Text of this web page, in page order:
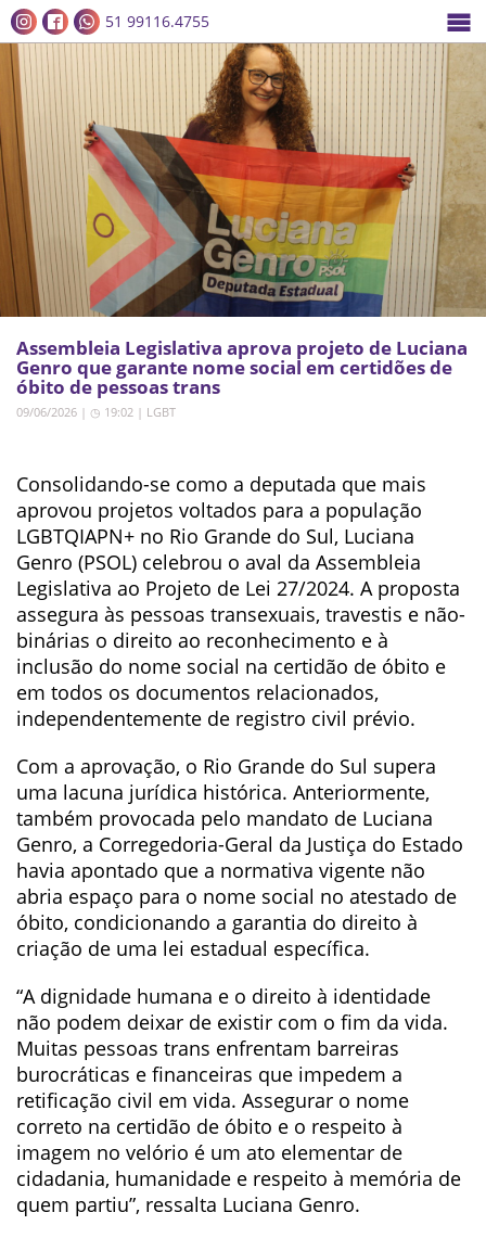
51 99116.4755
Assembleia Legislativa aprova projeto de Luciana
Genro que garante nome social em certidões de
óbito de pessoas trans
09/06/2026 | ◷ 19:02 | LGBT
Consolidando-se como a deputada que mais
aprovou projetos voltados para a população
LGBTQIAPN+ no Rio Grande do Sul, Luciana
Genro (PSOL) celebrou o aval da Assembleia
Legislativa ao Projeto de Lei 27/2024. A proposta
assegura às pessoas transexuais, travestis e não-
binárias o direito ao reconhecimento e à
inclusão do nome social na certidão de óbito e
em todos os documentos relacionados,
independentemente de registro civil prévio.
Com a aprovação, o Rio Grande do Sul supera
uma lacuna jurídica histórica. Anteriormente,
também provocada pelo mandato de Luciana
Genro, a Corregedoria-Geral da Justiça do Estado
havia apontado que a normativa vigente não
abria espaço para o nome social no atestado de
óbito, condicionando a garantia do direito à
criação de uma lei estadual específica.
“A dignidade humana e o direito à identidade
não podem deixar de existir com o fim da vida.
Muitas pessoas trans enfrentam barreiras
burocráticas e financeiras que impedem a
retificação civil em vida. Assegurar o nome
correto na certidão de óbito e o respeito à
imagem no velório é um ato elementar de
cidadania, humanidade e respeito à memória de
quem partiu”, ressalta Luciana Genro.